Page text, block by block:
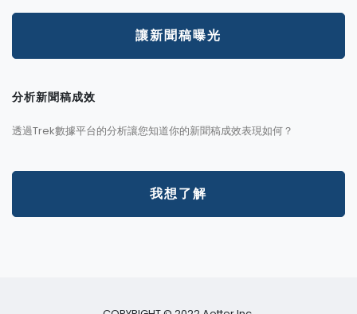
讓新聞稿曝光
分析新聞稿成效
透過Trek數據平台的分析讓您知道你的新聞稿成效表現如何？
我想了解